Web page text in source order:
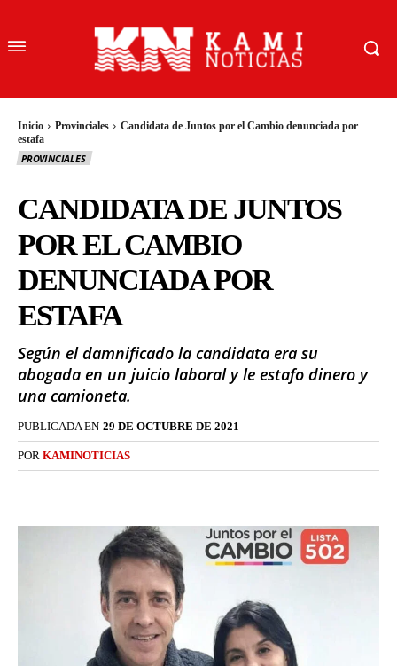
Inicio Provinciales
Candidata de Juntos por el Cambio denunciada por
estafa
PROVINCIALES
CANDIDATA DE JUNTOS
POR EL CAMBIO
DENUNCIADA POR
ESTAFA
Según el damnificado la candidata era su
abogada en un juicio laboral y le estafo dinero y
una camioneta.
PUBLICADA EN 29 DE OCTUBRE DE 2021
POR KAMINOTICIAS